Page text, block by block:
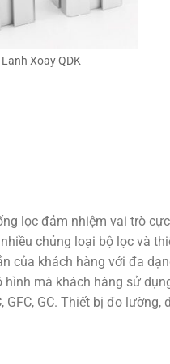
Xoay QDK
lọc đảm nhiệm vai trò
chủng loại bộ lọc và
của khách hàng với đa
mà khách hàng sử
GFC, GC. Thiết bị đo